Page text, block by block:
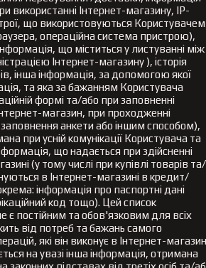
використанні Інтернет-магазину, IP-
що використовуються Користувачем
операційна система пристрою),
що міститься у листуванні між
Інтернет-магазину ), історія
інша інформація, за допомогою якої
та яка за бажанням Користувача
формі та/або при заповненні
магазин, при проходженні
анкети або іншим способом),
при усній комунікації Користувача та
що надається при здійсненні
(у тому числі при купівлі товарів та/
в Інтернет-магазині в кредит/
інформація про паспортні дані
код тощо). Цей список
є постійним та обов'язковим для всіх
від потреб та бажань самого
які він виконує в Інтернет-
на увазі інша інформація, отримана